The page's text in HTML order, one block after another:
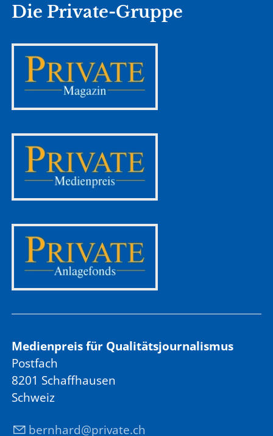
Die Private-Gruppe
Medienpreis für Qualitätsjournalismus
Postfach
8201 Schaffhausen
Schweiz
b rnh rd prv t ch